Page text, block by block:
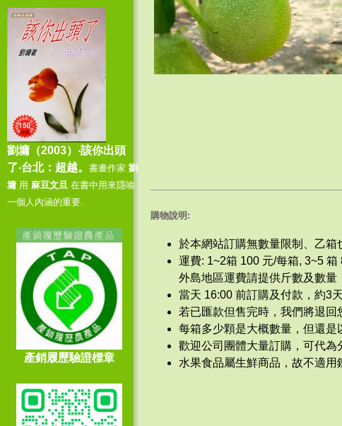
婦產科 - 訂購
114/9/11 -
感謝 張○東 - 訂購
114/9/10 -感謝 吳○坤 - 訂購
210斤
114/9/9 -感謝 吳○君 - 訂購
60 斤
114/9/8 -感謝 倪○立 - 訂購
114/9/6 -感謝 顏○芳 - 訂購
斤
114/9/5 -
感謝 吳○坤 - 訂購
斤
114/9/5 -感謝 漢○○業有限
114/9/4 -感謝 陳○鑫 - 訂購
劉墉（2003）‧該你出頭
了‧台北：超越。 書畫作家 劉
墉 用 麻豆文旦 在書中用來隱喻
一個人內涵的重要.
產銷履歷驗證標章
購物說明:
於本網站訂購無數量限制、乙箱
運費: 1~2箱 100 元/每箱, 3~5 箱
外島地區運費請提供斤數及數量
當天 16:00 前訂購及付款，約3
若已匯款但售完時，我們將退回
每箱多少顆是大概數量，但還是
歡迎公司團體大量訂購，可代為
水果食品屬生鮮商品，故不適用